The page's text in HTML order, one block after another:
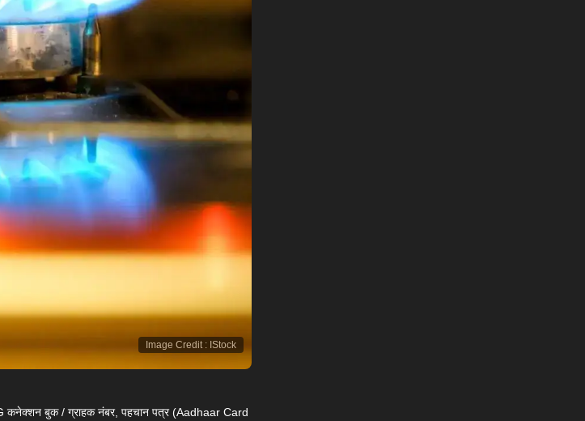
Image Credit: IStock
कनेक्शन बुक / ग्राहक नंबर, पहचान पत्र (Aadhaar Card